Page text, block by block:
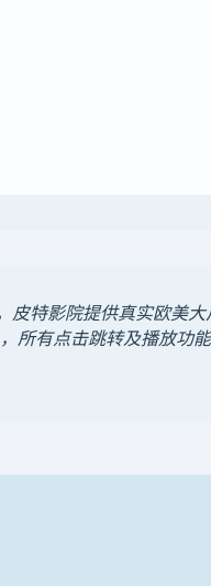
特影院提供真实欧美
有点击跳转及播放功